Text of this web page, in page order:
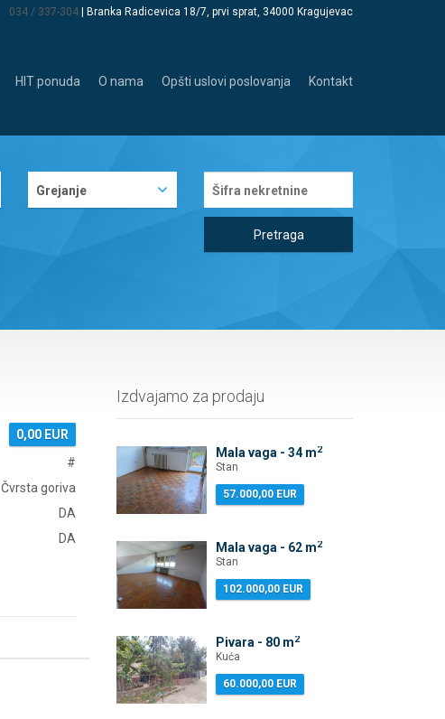
034 / 337-304 | Branka Radicevica 18/7, prvi sprat, 34000 Kragujevac
HIT ponuda O nama Opšti uslovi poslovanja Kontakt
Grejanje
Pretraga
0,00 EUR
#
Čvrsta goriva
DA
DA
Izdvajamo za prodaju
Mala vaga - 34 m2
Stan
57.000,00 EUR
Mala vaga - 62 m2
Stan
102.000,00 EUR
Pivara - 80 m2
Kuća
60.000,00 EUR